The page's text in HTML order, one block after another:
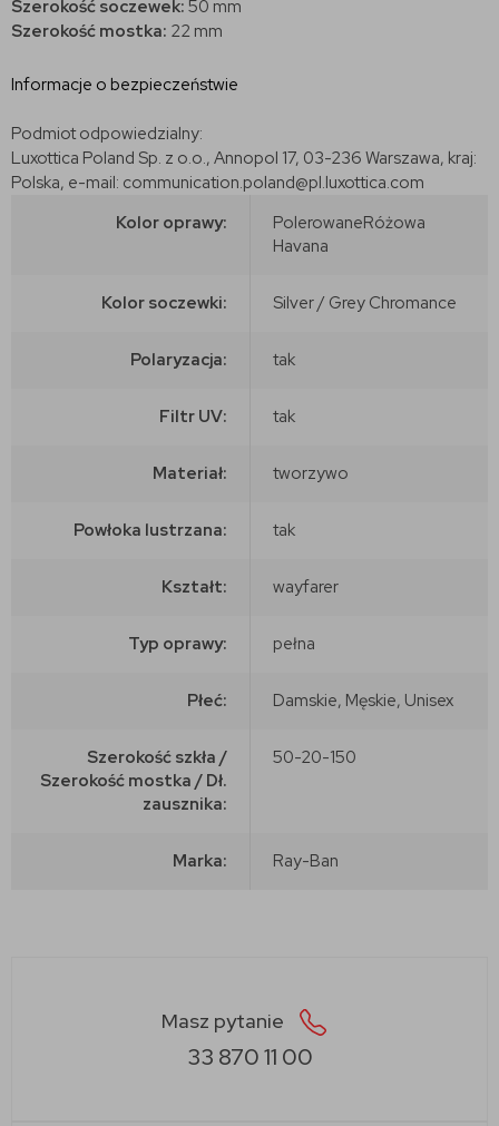
Szerokość soczewek: 50 mm
Szerokość mostka: 22 mm
Informacje o bezpieczeństwie
Podmiot odpowiedzialny:
Luxottica Poland Sp. z o.o., Annopol 17, 03-236 Warszawa, kraj:
Polska, e-mail: communication.poland@pl.luxottica.com
Kolor oprawy:
PolerowaneRóżowa
Havana
Kolor soczewki: Silver / Grey Chromance
Polaryzacja: tak
Filtr UV: tak
Materiał: tworzywo
Powłoka lustrzana: tak
Kształt: wayfarer
Typ oprawy: pełna
Płeć: Damskie, Męskie, Unisex
Szerokość szkła /
Szerokość mostka / Dł.
zausznika:
50-20-150
Marka: Ray-Ban
Masz pytanie
33 870 11 00